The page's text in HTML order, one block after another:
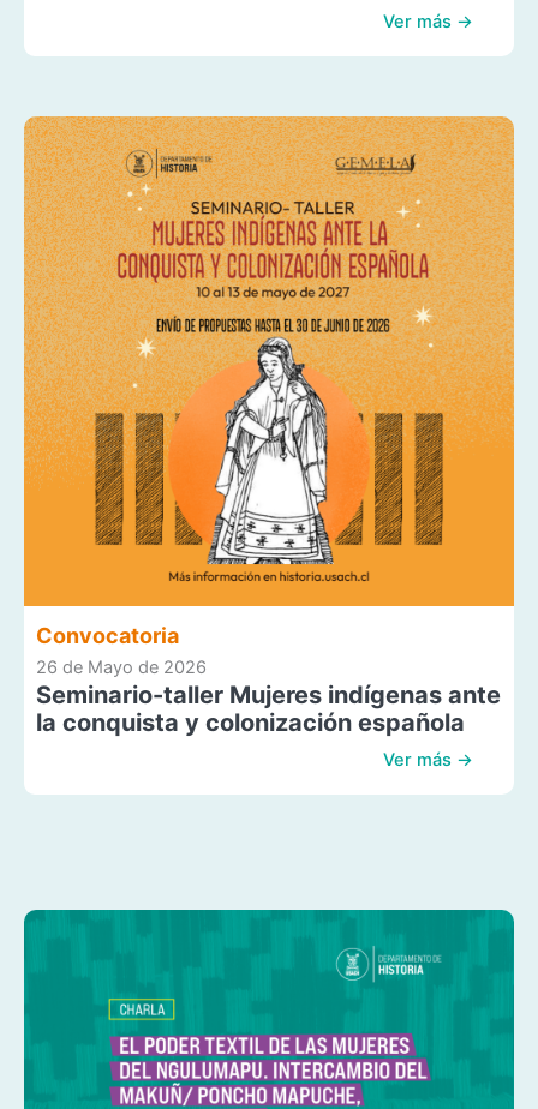
Ver más →
Convocatoria
26 de Mayo de 2026
Seminario-taller Mujeres indígenas ante
la conquista y colonización española
Ver más →